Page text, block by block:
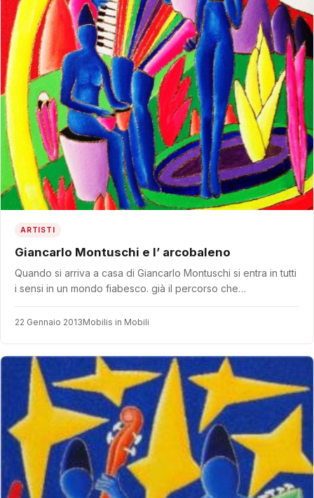
ARTISTI
Giancarlo Montuschi e l’ arcobaleno
Quando si arriva a casa di Giancarlo Montuschi si entra in tutti
i sensi in un mondo fiabesco. già il percorso che…
22 Gennaio 2013Mobilis in Mobili